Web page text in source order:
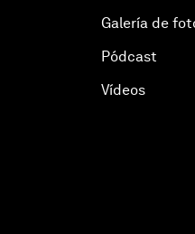
Galería de
Pódcast
Vídeos